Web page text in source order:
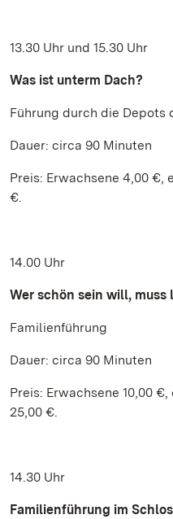
13.30 Uhr und 15.30 Uhr
Was ist unterm Dach?
Führung durch die Depots
Dauer: circa 90 Minuten
Preis: Erwachsene 4,00 €,
€.
14.00 Uhr
Wer schön sein will, muss
Familienführung
Dauer: circa 90 Minuten
Preis: Erwachsene 10,00
25,00 €.
14.30 Uhr
Familienführung im